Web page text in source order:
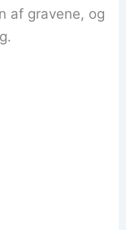
af gravene, og